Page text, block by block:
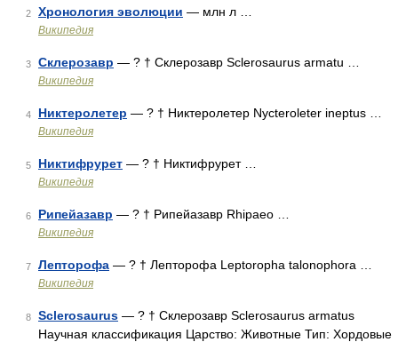
2 Хронология эволюции — млн л …
Википедия
3 Склерозавр — ? † Склерозавр Sclerosaurus armatu …
Википедия
4 Никтеролетер — ? † Никтеролетер Nycteroleter ineptus …
Википедия
5 Никтифрурет — ? † Никтифрурет …
Википедия
6 Рипейазавр — ? † Рипейазавр Rhipaeo …
Википедия
7 Лепторофа — ? † Лепторофа Leptoropha talonophora …
Википедия
8 Sclerosaurus — ? † Склерозавр Sclerosaurus armatus
Научная классификация Царство: Животные Тип: Хордовые